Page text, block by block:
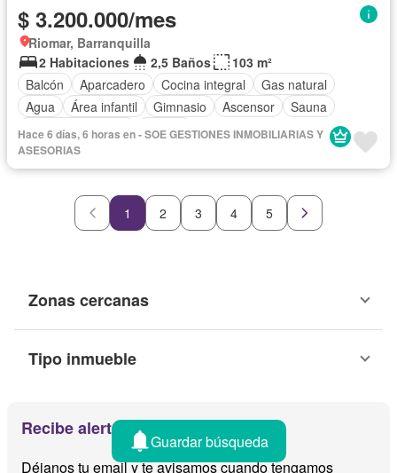
$ 3.200.000/mes
Riomar, Barranquilla
2 Habitaciones
2,5 Baños
103 m²
Balcón
Aparcadero Cocina integral
Gas natural
Agua
Área infantil Gimnasio Ascensor
Sauna
Seguridad privada
Piscina
Hace 6 días, 6 horas en - SOE GESTIONES INMOBILIARIAS Y
ASESORIAS
1 2 3 4 5
Zonas cercanas
Tipo inmueble
Recibe alertas por email
Déjanos tu email y te avisamos cuando tengamos
Guardar búsqueda